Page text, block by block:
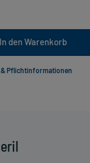
In den Warenkorb
& Pflichtinformationen